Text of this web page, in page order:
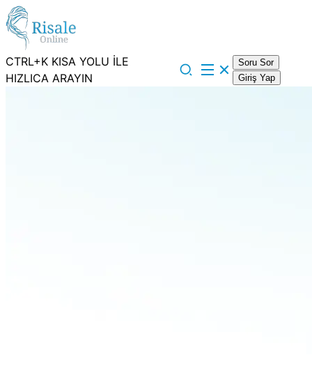
CTRL+K KISA YOLU İLE
HIZLICA ARAYIN
Soru Sor
Giriş Yap